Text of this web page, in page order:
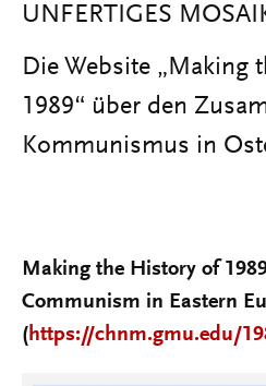
UNFERTIGES
Die Website „Making
1989“ über den
Kommunismus in
Making the History of
Communism in Eastern
(https://chnm.gmu.edu/